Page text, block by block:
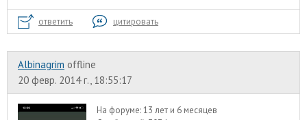
ответить цитировать
Albinagrim offline
20 февр. 2014 г., 18:55:17
На форуме:13 лет и 6 месяцев